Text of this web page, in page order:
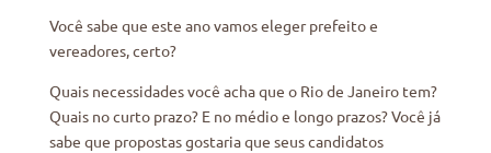
Você sabe que este ano vamos eleger prefeito e
vereadores, certo?
Quais necessidades você acha que o Rio de Janeiro tem?
Quais no curto prazo? E no médio e longo prazos? Você já
sabe que propostas gostaria que seus candidatos